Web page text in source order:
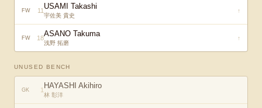
FW 11 USAMI Takashi
宇佐美 貴史
↑
FW 18ASANO Takuma
浅野 拓磨
↑
UNUSED BENCH
GK 1 HAYASHI Akihiro
林 彰洋